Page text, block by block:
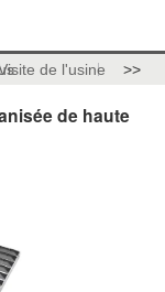
de l'usine >>
de haute